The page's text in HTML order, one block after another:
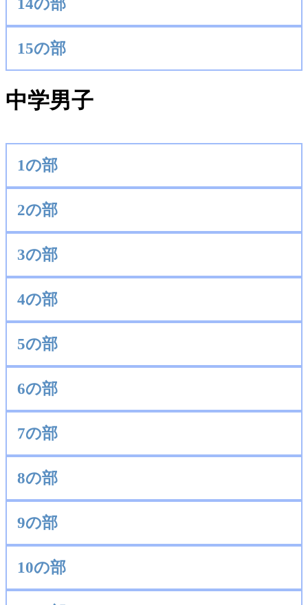
14の部
15の部
中学男子
1の部
2の部
3の部
4の部
5の部
6の部
7の部
8の部
9の部
10の部